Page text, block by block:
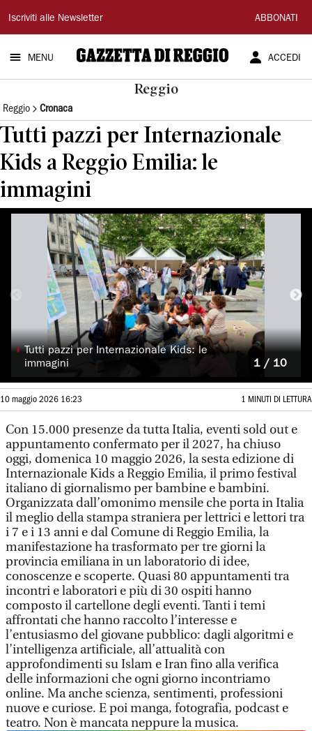
Gazzetta
di
Reggio
Iscriviti alle Newsletter ABBONATI
MENU ACCEDI
Reggio
Reggio Cronaca
Tutti pazzi per Internazionale
Kids a Reggio Emilia: le
immagini
◗Tutti pazzi per Internazionale Kids: le
immagini
1 / 10
10 maggio 2026 16:23 1 MINUTI DI LETTURA
Con 15.000 presenze da tutta Italia, eventi sold out e
appuntamento confermato per il 2027, ha chiuso
oggi, domenica 10 maggio 2026, la sesta edizione di
Internazionale Kids a Reggio Emilia, il primo festival
italiano di giornalismo per bambine e bambini.
Organizzata dall’omonimo mensile che porta in Italia
il meglio della stampa straniera per lettrici e lettori tra
i 7 e i 13 anni e dal Comune di Reggio Emilia, la
manifestazione ha trasformato per tre giorni la
provincia emiliana in un laboratorio di idee,
conoscenze e scoperte. Quasi 80 appuntamenti tra
incontri e laboratori e più di 30 ospiti hanno
composto il cartellone degli eventi. Tanti i temi
affrontati che hanno raccolto l’interesse e
l’entusiasmo del giovane pubblico: dagli algoritmi e
l’intelligenza artificiale, all’attualità con
approfondimenti su Islam e Iran fino alla verifica
delle informazioni che ogni giorno incontriamo
online. Ma anche scienza, sentimenti, professioni
nuove e curiose. E poi manga, fotografia, podcast e
teatro. Non è mancata neppure la musica.